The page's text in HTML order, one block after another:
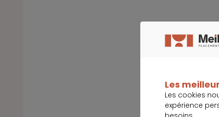
Les
Les cookies
expérience